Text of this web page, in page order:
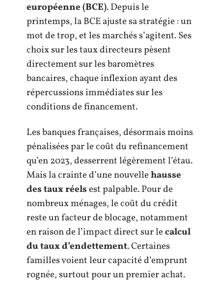
européenne (BCE). Depuis le
printemps, la BCE ajuste sa stratégie : un
mot de trop, et les marchés s’agitent. Ses
choix sur les taux directeurs pèsent
directement sur les baromètres
bancaires, chaque inflexion ayant des
répercussions immédiates sur les
conditions de financement.
Les banques françaises, désormais moins
pénalisées par le coût du refinancement
qu’en 2023, desserrent légèrement l’étau.
Mais la crainte d’une nouvellehausse
des taux réelsest palpable. Pour de
nombreux ménages, le coût du crédit
reste un facteur de blocage, notamment
en raison de l’impact direct sur lecalcul
du taux d’endettement. Certaines
familles voient leur capacité d’emprunt
rognée, surtout pour un premier achat.